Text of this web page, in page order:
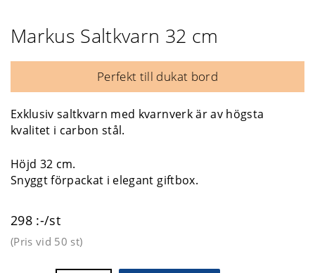
Markus Saltkvarn 32 cm
Perfekt till dukat bord
Exklusiv saltkvarn med kvarnverk är av högsta
kvalitet i carbon stål.
Höjd 32 cm.
Snyggt förpackat i elegant giftbox.
298 :-/st
(Pris vid 50 st)